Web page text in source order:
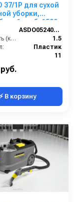
37/1P для сухой
уборки,
, 1 турб, 1500
компл.
ASDO05240/EUR 515/37 E/XP
Мощность (кВт):
1.5
Пластик
11
⚡ В корзину